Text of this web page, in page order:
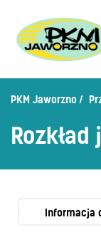
PKM Jaworzno
Rozkład
Informacja